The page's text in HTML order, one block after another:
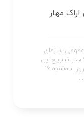
مهار
سازمان
در تشریح این
ساعت ۰۱:۱۷ بامداد روز سه‌شنبه ۱۶